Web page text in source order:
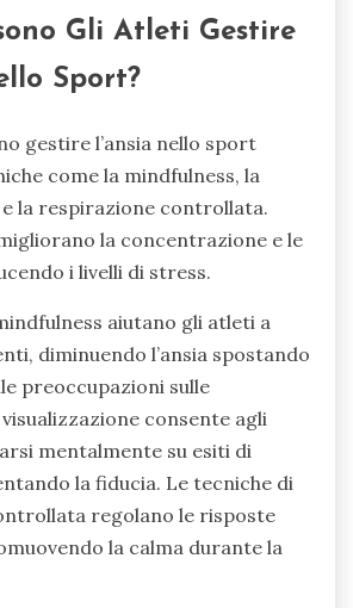
Gli Atleti Gestire
Sport?
gestire l’ansia nello sport
come la mindfulness, la
la respirazione controllata.
la concentrazione e le
i livelli di stress.
aiutano gli atleti a
diminuendo l’ansia spostando
preoccupazioni sulle
consente agli
mentalmente su esiti di
la fiducia. Le tecniche di
regolano le risposte
la calma durante la